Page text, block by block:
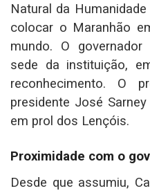
Natural da
colocar o Maranhão
mundo. O
sede da instituição,
reconhecimento. O
presidente José
em prol dos Lençóis.
Proximidade com o
Desde que assumiu,